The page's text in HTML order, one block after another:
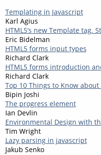
Templating in Javascript
Karl Agius
HTML5’s new Template
Eric Bidelman
HTML5 forms input types
Richard Clark
HTML5 forms introduction
Richard Clark
Top 10 Things to Know about
Bipin Joshi
The progress element
Ian Devlin
Environmental Design with
Tim Wright
Lazy parsing in javascript
Jakub Senko